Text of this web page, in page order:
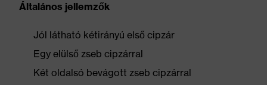
Általános jellemzők
Jól látható kétirányú első cipzár
Egy elülső zseb cipzárral
Két oldalsó bevágott zseb cipzárral